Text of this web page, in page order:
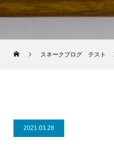
スネークブログ テスト
2021.03.28